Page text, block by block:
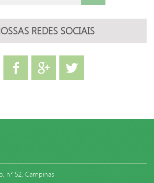
REDES SOCIAIS
n° 52, Campinas